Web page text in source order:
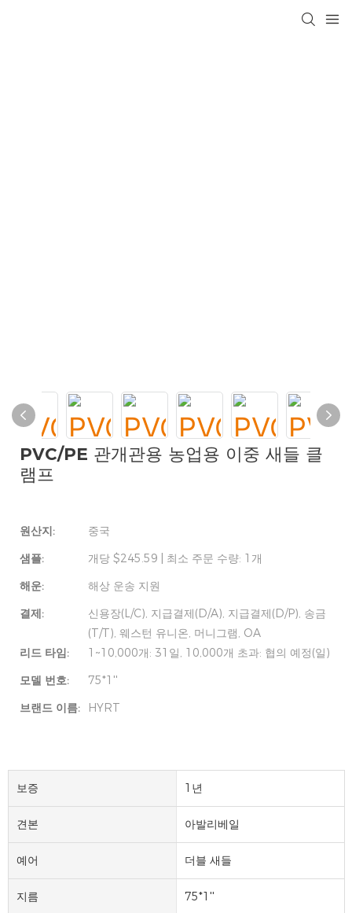
PVC/PE 관개관용 농업용 이중 새들 클
램프
원산지:
중국
샘플:
개당 $245.59 | 최소 주문 수량: 1개
해운:
해상 운송 지원
결제:
신용장(L/C), 지급결제(D/A), 지급결제(D/P), 송금
(T/T), 웨스턴 유니온, 머니그램, OA
리드 타임:
1~10,000개: 31일, 10,000개 초과: 협의 예정(일)
모델 번호:
75*1''
브랜드 이름:
HYRT
보증 1년
견본 아발리베일
예어 더블 새들
지름 75*1''